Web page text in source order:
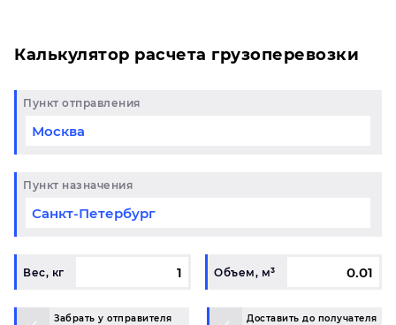
Калькулятор расчета грузоперевозки
Пункт отправления
Пункт назначения
Вес, кг Объем, м³
Забрать у отправителя Доставить до получателя